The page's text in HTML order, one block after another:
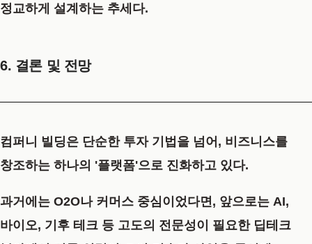
정교하게 설계하는 추세다.
6. 결론 및 전망
컴퍼니 빌딩은 단순한 투자 기법을 넘어, 비즈니스를
창조하는 하나의 '플랫폼'으로 진화하고 있다.
과거에는 O2O나 커머스 중심이었다면, 앞으로는 AI,
바이오, 기후 테크 등 고도의 전문성이 필요한 딥테크